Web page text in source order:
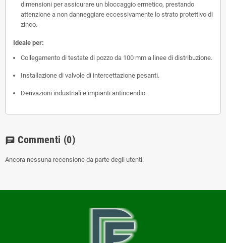
dimensioni per assicurare un bloccaggio ermetico, prestando
attenzione a non danneggiare eccessivamente lo strato protettivo di
zinco.
Ideale per:
Collegamento di testate di pozzo da 100 mm a linee di distribuzione.
Installazione di valvole di intercettazione pesanti.
Derivazioni industriali e impianti antincendio.
chat Commenti (0)
Ancora nessuna recensione da parte degli utenti.